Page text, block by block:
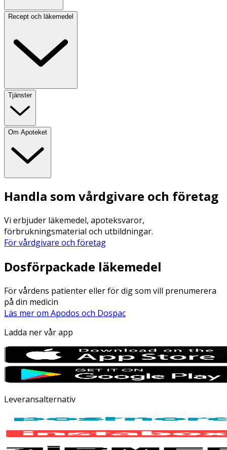
Recept och läkemedel
Tjänster
Om Apoteket
Handla som vårdgivare och företag
Vi erbjuder läkemedel, apoteksvaror,
förbrukningsmaterial och utbildningar.
För vårdgivare och företag
Dosförpackade läkemedel
För vårdens patienter eller för dig som vill prenumerera
på din medicin
Läs mer om Apodos och Dospac
Ladda ner vår app
Leveransalternativ